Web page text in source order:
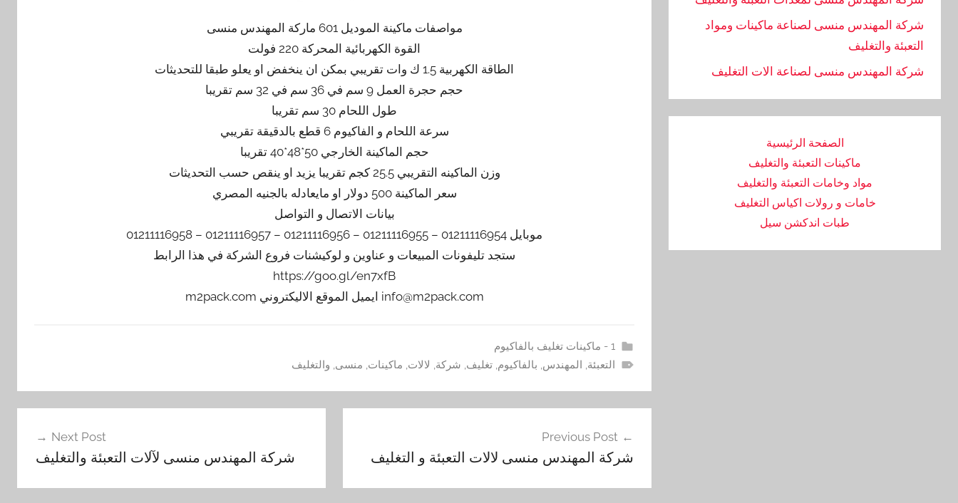
مواصفات ماكينة الموديل 601 ماركة المهندس منسى
القوة الكهربائية المحركة 220 فولت
الطاقة الكهربية 1.5 ك وات تقريبي بمكن ان ينخفض او يعلو طبقا للتحديثات
حجم حجرة العمل 9 سم في 36 سم في 32 سم تقريبا
طول اللحام 30 سم تقريبا
سرعة اللحام و الفاكيوم 6 قطع بالدقيقة تقريبي
حجم الماكينة الخارجي 50*48*40 تقريبا
وزن الماكينه التقريبي 25.5 كجم تقريبا يزيد او ينقص حسب التحديثات
سعر الماكينة 500 دولار او مايعادله بالجنيه المصري
بيانات الاتصال و التواصل
موبايل 01211116954 – 01211116955 – 01211116956 – 01211116957 – 01211116958
ستجد تليفونات المبيعات و عناوين و لوكيشنات فروع الشركة في هذا الرابط
https://goo.gl/en7xfB
info@m2pack.com ايميل الموقع الاليكتروني m2pack.com
1 - ماكينات تغليف بالفاكيوم
التعبئة, المهندس, بالفاكيوم,تغليف, شركة, لالات, ماكينات, منسى, والتغليف
المقالات
Previous Post
شركة المهندس منسى لالات التعبئة و التغليف
Next Post
شركة المهندس منسى لآلات التعبئة والتغليف
شركة المهندس منسى لصناعة ماكينات ومواد
التعبئة والتغليف
‏شركة المهندس منسى لصناعة الات التغليف
الصفحة الرئيسية
ماكينات التعبئة والتغليف
مواد وخامات التعبئة والتغليف
خامات و رولات اكياس التغليف
طبات اندكشن سيل